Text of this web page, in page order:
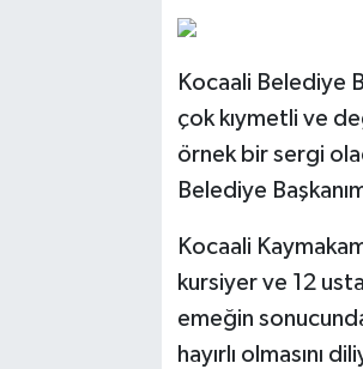
Kocaali Belediye
çok kıymetli ve
örnek bir sergi
Belediye
Kocaali
kursiyer ve 12
emeğin
hayırlı olmasını